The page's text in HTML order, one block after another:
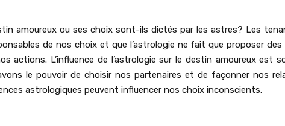
amoureux ou ses choix sont-ils dictés par les astres? Les
de nos choix et que l’astrologie ne fait que proposer
actions. L’influence de l’astrologie sur le destin amoureux est
le pouvoir de choisir nos partenaires et de façonner nos
astrologiques peuvent influencer nos choix inconscients.